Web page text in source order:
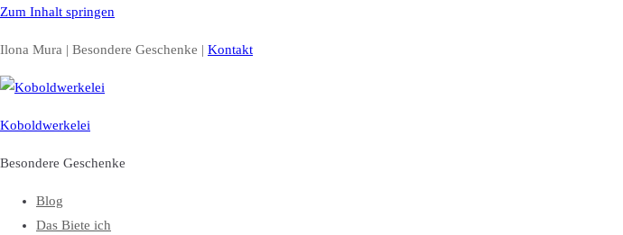
Zum Inhalt springen
Ilona Mura | Besondere Geschenke | Kontakt
Koboldwerkelei
Besondere Geschenke
Blog
Das Biete ich